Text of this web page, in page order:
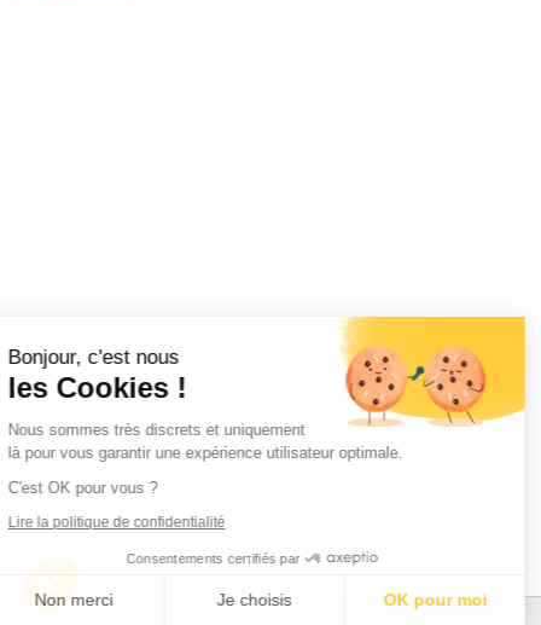
Bonjour, c'est nous
les Cookies !
Nous sommes très discrets et uniquement
là pour vous garantir une expérience utilisateur optimale.
C'est OK pour vous ?
Lire la politique de confidentialité
Consentements certifiés par
Non merci Je choisis OK pour moi